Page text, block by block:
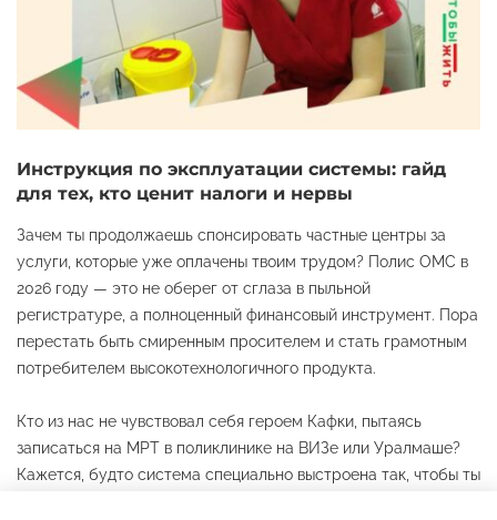
Инструкция по эксплуатации системы: гайд
для тех, кто ценит налоги и нервы
Зачем ты продолжаешь спонсировать частные центры за
услуги, которые уже оплачены твоим трудом? Полис ОМС в
2026 году — это не оберег от сглаза в пыльной
регистратуре, а полноценный финансовый инструмент. Пора
перестать быть смиренным просителем и стать грамотным
потребителем высокотехнологичного продукта.
Кто из нас не чувствовал себя героем Кафки, пытаясь
записаться на МРТ в поликлинике на ВИЗе или Уралмаше?
Кажется, будто система специально выстроена так, чтобы ты